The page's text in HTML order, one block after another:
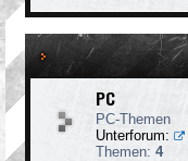
PC
PC-Themen
Unterforum:
Themen: 4